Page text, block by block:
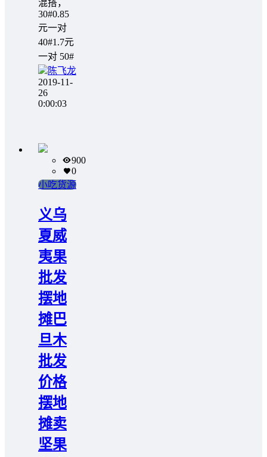
混搭，
30#0.85
元一对
40#1.7元
一对 50#
陈飞龙
2019-11-
26
0:00:03
900
0
小吃货源
义乌
夏威
夷果
批发
摆地
摊巴
旦木
批发
价格
摆地
摊卖
坚果